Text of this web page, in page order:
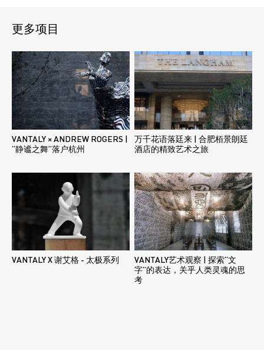
更多项目
VANTALY × ANDREW ROGERS |
“静谧之舞”落户杭州
万千花语落廷来 | 合肥栢景朗廷
酒店的精致艺术之旅
VANTALY X 谢艾格 - 太极系列
VANTALY艺术观察 | 探索“文
字”的表达，关乎人类灵魂的思
考